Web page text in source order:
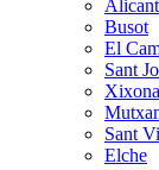
Busot
El
Sant
Xixona
Sant
Elche